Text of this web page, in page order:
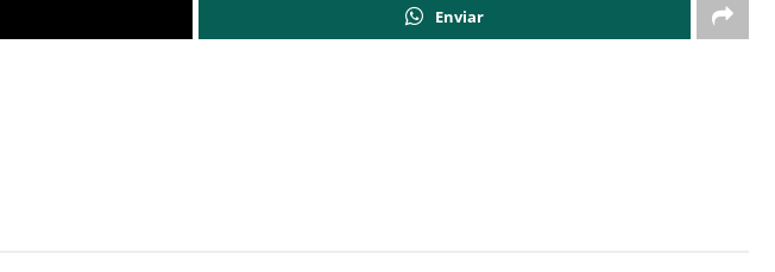
Enviar